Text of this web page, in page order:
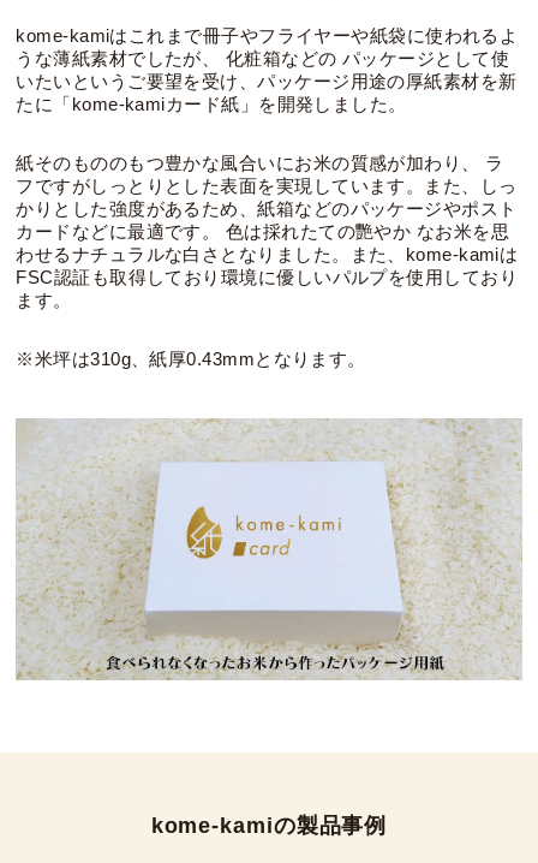
kome-kamiはこれまで冊子やフライヤーや紙袋に使われるよ
うな薄紙素材でしたが、 化粧箱などの パッケージとして使
いたいというご要望を受け、パッケージ用途の厚紙素材を新
たに「kome-kamiカード紙」を開発しました。
紙そのもののもつ豊かな風合いにお米の質感が加わり、 ラ
フですがしっとりとした表面を実現しています。また、しっ
かりとした強度があるため、紙箱などのパッケージやポスト
カードなどに最適です。 色は採れたての艷やか なお米を思
わせるナチュラルな白さとなりました。また、kome-kamiは
FSC認証も取得しており環境に優しいパルプを使用しており
ます。
※米坪は310g、紙厚0.43mmとなります。
kome-kamiの製品事例